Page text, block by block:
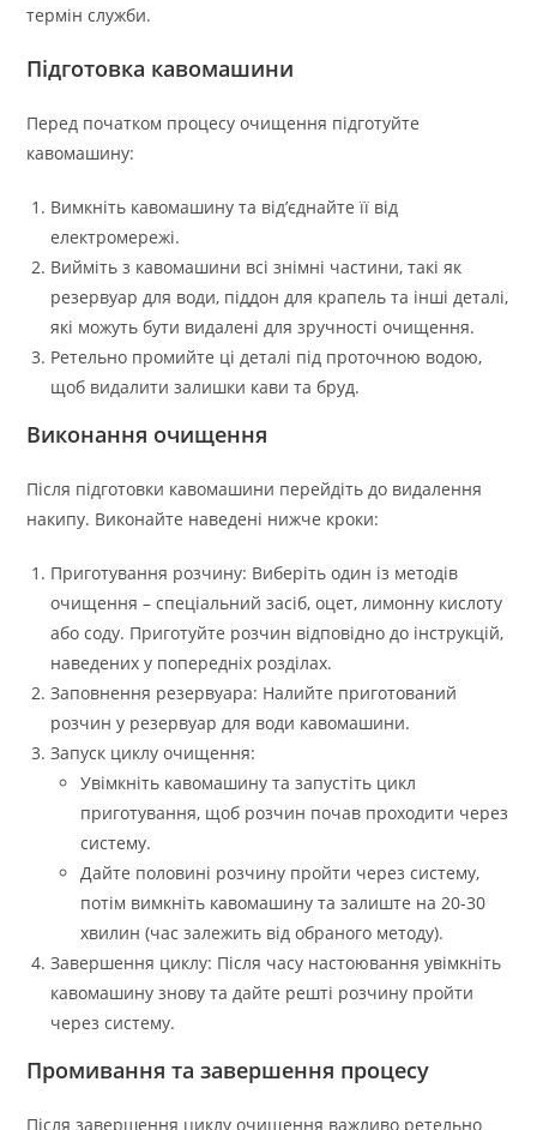
термін служби.
Підготовка кавомашини
Перед початком процесу очищення підготуйте
кавомашину:
Вимкніть кавомашину та від’єднайте її від
електромережі.
Вийміть з кавомашини всі знімні частини, такі як
резервуар для води, піддон для крапель та інші деталі,
які можуть бути видалені для зручності очищення.
Ретельно промийте ці деталі під проточною водою,
щоб видалити залишки кави та бруд.
Виконання очищення
Після підготовки кавомашини перейдіть до видалення
накипу. Виконайте наведені нижче кроки:
Приготування розчину: Виберіть один із методів
очищення – спеціальний засіб, оцет, лимонну кислоту
або соду. Приготуйте розчин відповідно до інструкцій,
наведених у попередніх розділах.
Заповнення резервуара: Налийте приготований
розчин у резервуар для води кавомашини.
Запуск циклу очищення:
Увімкніть кавомашину та запустіть цикл
приготування, щоб розчин почав проходити через
систему.
Дайте половині розчину пройти через систему,
потім вимкніть кавомашину та залиште на 20-30
хвилин (час залежить від обраного методу).
Завершення циклу: Після часу настоювання увімкніть
кавомашину знову та дайте решті розчину пройти
через систему.
Промивання та завершення процесу
Після завершення циклу очищення важливо ретельно